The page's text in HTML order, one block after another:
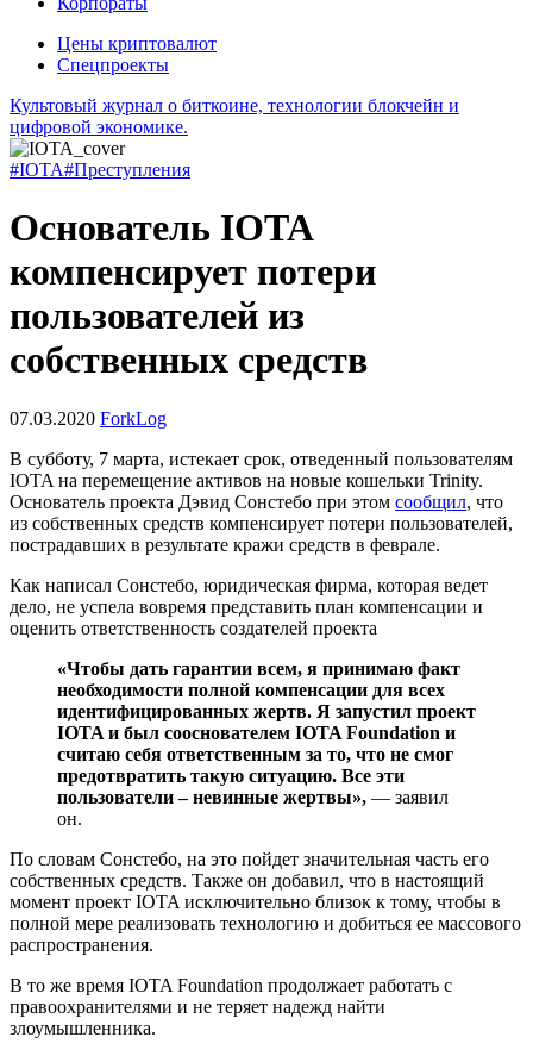
Цены криптовалют
Спецпроекты
Культовый журнал о биткоине, технологии блокчейн и
цифровой экономике.
#IOTA#Преступления
Основатель IOTA
компенсирует потери
пользователей из
собственных средств
07.03.2020 ForkLog
В субботу, 7 марта, истекает срок, отведенный пользователям
IOTA на перемещение активов на новые кошельки Trinity.
Основатель проекта Дэвид Сонстебо при этом сообщил, что
из собственных средств компенсирует потери пользователей,
пострадавших в результате кражи средств в феврале.
Как написал Сонстебо, юридическая фирма, которая ведет
дело, не успела вовремя представить план компенсации и
оценить ответственность создателей проекта
«Чтобы дать гарантии всем, я принимаю факт
необходимости полной компенсации для всех
идентифицированных жертв. Я запустил проект
IOTA и был сооснователем IOTA Foundation и
считаю себя ответственным за то, что не смог
предотвратить такую ситуацию. Все эти
пользователи – невинные жертвы», — заявил
он.
По словам Сонстебо, на это пойдет значительная часть его
собственных средств. Также он добавил, что в настоящий
момент проект IOTA исключительно близок к тому, чтобы в
полной мере реализовать технологию и добиться ее массового
распространения.
В то же время IOTA Foundation продолжает работать с
правоохранителями и не теряет надежд найти
злоумышленника.